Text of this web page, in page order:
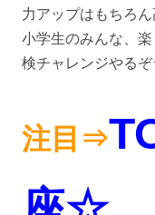
力アップはもちろ
小学生のみんな、
検チャレンジやる
注目⇒